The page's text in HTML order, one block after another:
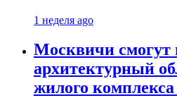
1 неделя ago
Москвичи смогут
архитектурный
жилого